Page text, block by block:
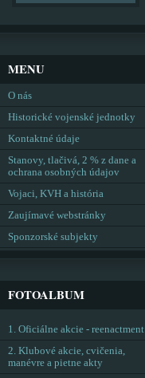
MENU
O nás
Historické vojenské jednotky
Kontaktné údaje
Stanovy, tlačivá, 2 % z dane a
ochrana osobných údajov
Vojaci, KVH a história
Zaujímavé webstránky
Sponzorské subjekty
FOTOALBUM
1. Oficiálne akcie - reenactment
2. Klubové akcie, cvičenia,
manévre a pietne akty